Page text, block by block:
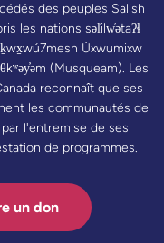
des peuples Salish
les nations səl̓ilw̓ətaʔɬ
Úxwumixw
(Musqueam). Les
reconnaît que ses
les communautés de
l'entremise de ses
de programmes.
un don